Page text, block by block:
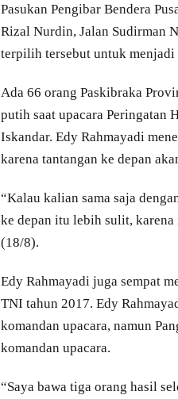
Pasukan Pengibar Bendera
Rizal Nurdin, Jalan Sudirman
terpilih tersebut untuk
Ada 66 orang Paskibraka
putih saat upacara Peringatan
Iskandar. Edy Rahmayadi
karena tantangan ke depan
“Kalau kalian sama saja
ke depan itu lebih sulit,
(18/8).
Edy Rahmayadi juga sempat
TNI tahun 2017. Edy
komandan upacara, namun
komandan upacara.
“Saya bawa tiga orang hasil